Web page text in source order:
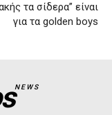
τα σίδερα” είναι
για τα golden boys
NEWS